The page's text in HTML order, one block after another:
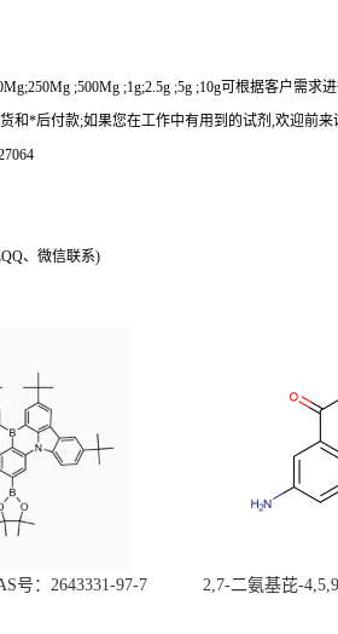
;500Mg ;1g;2.5g ;5g ;10g可根据客户需求
和*后付款;如果您在工作中有用到的试剂 ,欢迎前来
QQ、微信联系)
号：2643331-97-7
2,7-二氨基芘-